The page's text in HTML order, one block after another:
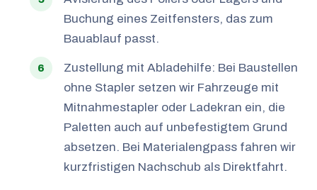
Buchung eines Zeitfensters, das zum
Bauablauf passt.
Zustellung mit Abladehilfe: Bei Baustellen
ohne Stapler setzen wir Fahrzeuge mit
Mitnahmestapler oder Ladekran ein, die
Paletten auch auf unbefestigtem Grund
absetzen. Bei Materialengpass fahren wir
kurzfristigen Nachschub als Direktfahrt.